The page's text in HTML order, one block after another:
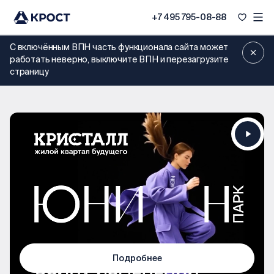
+7 495 795-08-88
С включённым ВПН часть функционала сайта может
работать неверно, выключите ВПН и перезагрузите
страницу
Подробнее